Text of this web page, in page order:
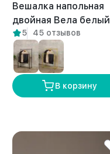
Вешалка напольная
двойная Вела белый
5 45 отзывов
В корзину